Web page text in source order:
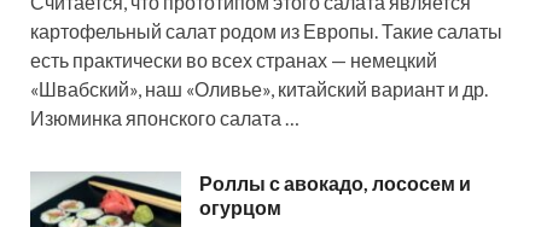
картофельный салат родом из Европы. Такие салаты
есть практически во всех странах — немецкий
«Швабский», наш «Оливье», китайский вариант и др.
Изюминка японского салата …
Роллы с авокадо, лососем и
огурцом